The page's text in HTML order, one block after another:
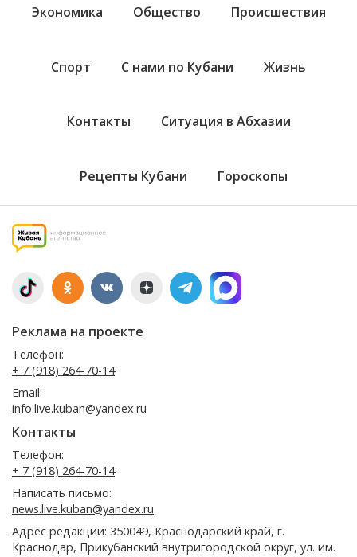
Экономика Общество Происшествия
Спорт С нами по Кубани Жизнь
Контакты Ситуация в Абхазии
Рецепты Кубани Гороскопы
Реклама на проекте
Телефон:
+ 7 (918) 264-70-14
Email:
info.live.kuban@yandex.ru
Контакты
Телефон:
+ 7 (918) 264-70-14
Написать письмо:
news.live.kuban@yandex.ru
Адрес редакции: 350049, Краснодарский край, г.
Краснодар, Прикубанский внутригородской округ, ул. им.